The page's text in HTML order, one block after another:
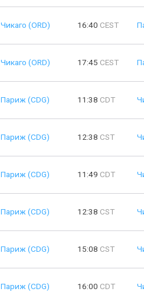
Чикаго (ORD) 16:40 CEST
Чикаго (ORD) 17:45 CEST
Париж (CDG) 11:38 CDT
Париж (CDG) 12:38 CST
Париж (CDG) 11:49 CDT
Париж (CDG) 12:38 CST
Париж (CDG) 15:08 CST
Париж (CDG) 16:00 CDT